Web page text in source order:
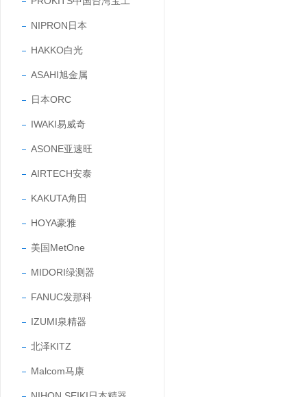
NIPRON日本
HAKKO白光
ASAHI旭金属
日本ORC
IWAKI易威奇
ASONE亚速旺
AIRTECH安泰
KAKUTA角田
HOYA豪雅
美国MetOne
MIDORI绿测器
FANUC发那科
IZUMI泉精器
北泽KITZ
Malcom马康